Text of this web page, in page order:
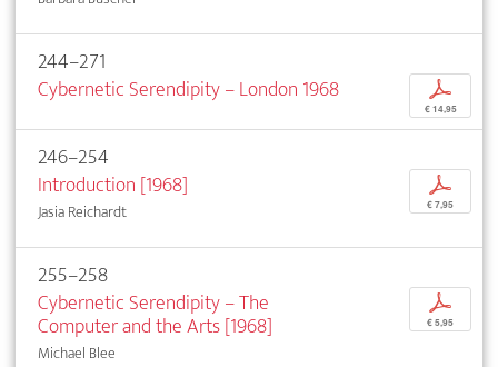
244–271
Cybernetic Serendipity – London 1968
p
€ 14,95
246–254
Introduction [1968]
Jasia Reichardt
p
€ 7,95
255–258
Cybernetic Serendipity – The
Computer and the Arts [1968]
Michael Blee
p
€ 5,95